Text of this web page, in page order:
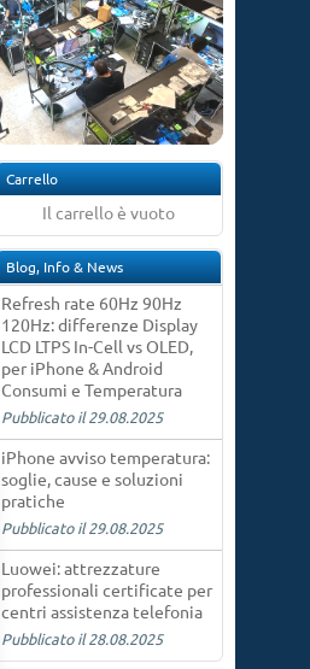
Carrello
Il carrello è vuoto
Blog, Info & News
Refresh rate 60Hz 90Hz
120Hz: differenze Display
LCD LTPS In-Cell vs OLED,
per iPhone & Android
Consumi e Temperatura
Pubblicato il 29.08.2025
iPhone avviso temperatura:
soglie, cause e soluzioni
pratiche
Pubblicato il 29.08.2025
Luowei: attrezzature
professionali certificate per
centri assistenza telefonia
Pubblicato il 28.08.2025